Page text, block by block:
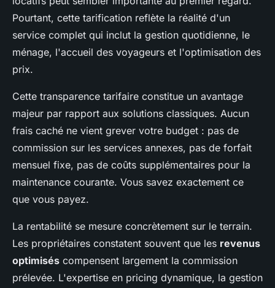
Pourtant, cette tarification reflète la réalité d'un
service complet qui inclut la gestion quotidienne, le
ménage, l'accueil des voyageurs et l'optimisation des
prix.
Cette transparence tarifaire constitue un avantage
majeur par rapport aux solutions classiques. Aucun
frais caché ne vient grever votre budget : pas de
commission sur les services annexes, pas de forfait
mensuel fixe, pas de coûts supplémentaires pour la
maintenance courante. Vous savez exactement ce
que vous payez.
La rentabilité se mesure concrètement sur le terrain.
Les propriétaires constatent souvent que les revenus
optimisés compensent largement la commission
prélevée. L'expertise en pricing dynamique, la gestion